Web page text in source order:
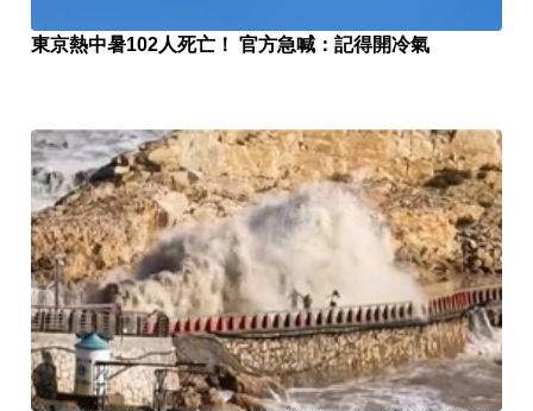
東京熱中暑102人死亡！ 官方急喊：記得開冷氣